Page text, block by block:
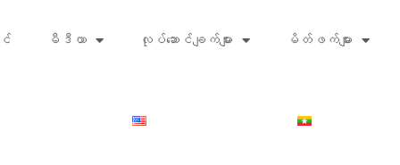
မီဒီယာ လုပ်ဆောင်ချက်များ မိတ်ဖက်များ